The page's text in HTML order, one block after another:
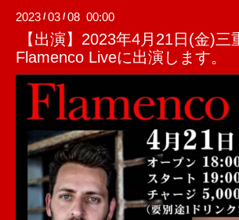
2023 /03 /08 00:00
【出演】2023年4月21日(金)三
Flamenco Liveに出演します。